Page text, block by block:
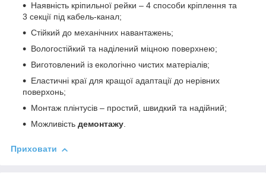
Наявність кріпильної рейки – 4 способи кріплення та
3 секції під кабель-канал;
Стійкий до механічних навантажень;
Вологостійкий та наділений міцною поверхнею;
Виготовлений із екологічно чистих матеріалів;
Еластичні краї для кращої адаптації до нерівних
поверхонь;
Монтаж плінтусів – простий, швидкий та надійний;
Можливість демонтажу.
Приховати